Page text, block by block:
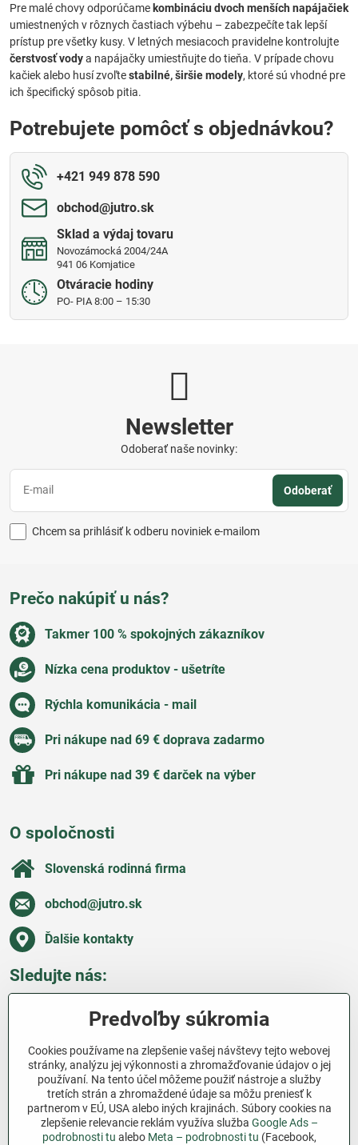
Pre malé chovy odporúčame kombináciu dvoch menších napájačiek
umiestnených v rôznych častiach výbehu – zabezpečíte tak lepší
prístup pre všetky kusy. V letných mesiacoch pravidelne kontrolujte
čerstvosť vodya napájačky umiestňujte do tieňa. V prípade chovu
kačiek alebo husí zvoľtestabilné, širšie modely, ktoré sú vhodné pre
ich špecifický spôsob pitia.
Potrebujete pomôcť s objednávkou?
+421 949 878 590
obchod​@jutro​.sk
Sklad a výdaj tovaru
Novozámocká 2004/24A
941 06 Komjatice
Otváracie hodiny
PO- PIA 8:00 – 15:30
Newsletter
Odoberať naše novinky:
Odoberať
Chcem sa prihlásiť k odberu noviniek e-mailom
Prečo nakúpiť u nás?
Takmer 100 % spokojných zákazníkov
Nízka cena produktov - ušetríte
Rýchla komunikácia - mail
Pri nákupe nad 69 € doprava zadarmo
Pri nákupe nad 39 € darček na výber
O spoločnosti
Slovenská rodinná firma
obchod​@jutro​.sk
Ďalšie kontakty
Sledujte nás:
Všetko o nákupe
Ďakujeme za podporu
Sme slovenský e-shop bez dotácií​. Fungujeme len
vďaka vám – ľuďom, ktorí veria v poctivú prácu a
Predvoľby súkromia
Cookies používame na zlepšenie vašej návštevy tejto webovej
stránky, analýzu jej výkonnosti a zhromažďovanie údajov o jej
používaní. Na tento účel môžeme použiť nástroje a služby
tretích strán a zhromaždené údaje sa môžu preniesť k
partnerom v EÚ, USA alebo iných krajinách. Súbory cookies na
zlepšenie relevancie reklám využíva služba Google Ads –
podrobnosti tu alebo Meta – podrobnosti tu (Facebook,